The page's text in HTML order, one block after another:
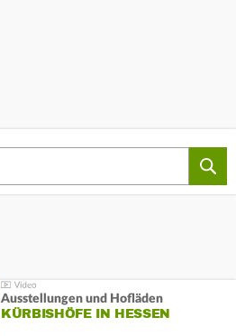
Ausstellungen und Hofläden
KÜRBISHÖFE IN HESSEN